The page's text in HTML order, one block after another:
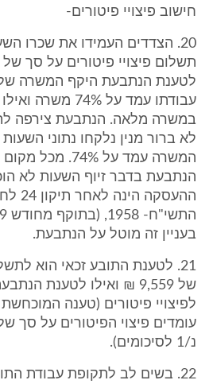
חישוב פיצויי פיטורים-
20. הצדדים העמידו את שכרו
לטענת הנתבעת היקף המשרה
עבודתו עמד על
במשרה מלאה. הנתבעת צירפה
לא ברור מנין נלקחו נתוני
המשרה עמד על
הנתבעת בדבר זיוף השעות לא
בעניין זה מוטל על הנתבעת.
21. לטענת התובע זכאי הוא
של 9,559 ₪ ואילו לטענת
לפיצויי פיטורים (טענה
נ/1 לסיכומים).